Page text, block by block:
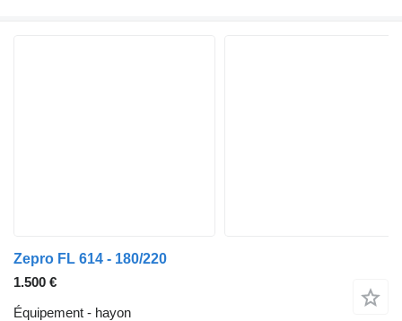
Zepro FL 614 - 180/220
1.500 €
Équipement - hayon